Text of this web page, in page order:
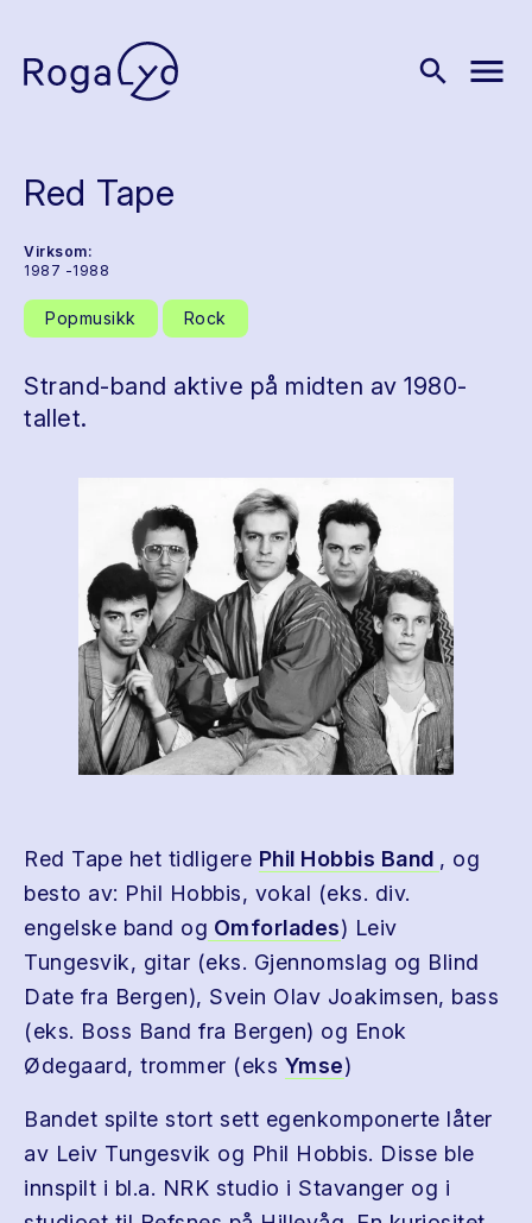
search menu
Red Tape
Virksom:
1987 -1988
Popmusikk Rock
Strand-band aktive på midten av 1980-
tallet.
Red Tape het tidligere Phil Hobbis Band , og
besto av: Phil Hobbis, vokal (eks. div.
engelske band og Omforlades) Leiv
Tungesvik, gitar (eks. Gjennomslag og Blind
Date fra Bergen), Svein Olav Joakimsen, bass
(eks. Boss Band fra Bergen) og Enok
Ødegaard, trommer (eks Ymse)
Bandet spilte stort sett egenkomponerte låter
av Leiv Tungesvik og Phil Hobbis. Disse ble
innspilt i bl.a. NRK studio i Stavanger og i